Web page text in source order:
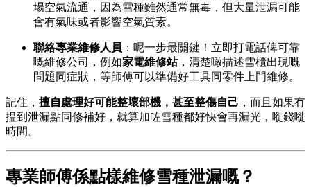
場空氣流通，因為雪種雖然通常無毒，但大量泄漏可能
會有氣味或者影響空氣質素。
聯絡專業維修人員 ：呢一步最關鍵！立即打電話俾可靠
嘅維修公司，例如家電維修站，清楚噉描述雪櫃出現嘅
問題同症狀，等師傅可以準備好工具同零件上門維修。
記住， 擅自處理好可能整壞部機，甚至整傷自己 ，而且如果冇
揾到泄漏點同修補好，就算加咗雪種都好快會再漏光，嘥錢嘥
時間。
專業師傅係點樣維修雪種泄漏嘅？